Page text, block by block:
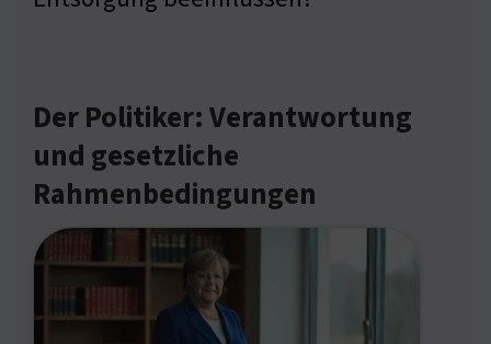
Der Politiker: Verantwortung
und gesetzliche
Rahmenbedingungen